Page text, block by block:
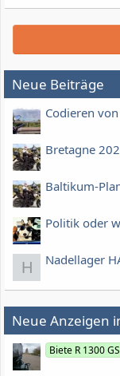
Neue Beiträge
Codieren
Bretagne
Baltikum-
Politik oder
H Nadellager
Neue Anzeigen
Biete R 1300 GS